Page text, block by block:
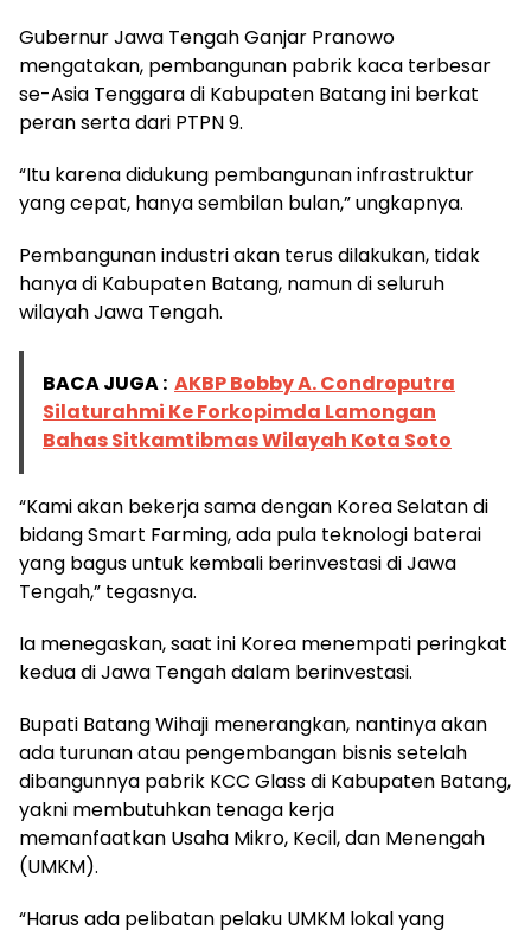
Gubernur Jawa Tengah Ganjar Pranowo
mengatakan, pembangunan pabrik kaca terbesar
se-Asia Tenggara di Kabupaten Batang ini berkat
peran serta dari PTPN 9.
“Itu karena didukung pembangunan infrastruktur
yang cepat, hanya sembilan bulan,” ungkapnya.
Pembangunan industri akan terus dilakukan, tidak
hanya di Kabupaten Batang, namun di seluruh
wilayah Jawa Tengah.
BACA JUGA : AKBP Bobby A. Condroputra
Silaturahmi Ke Forkopimda Lamongan
Bahas Sitkamtibmas Wilayah Kota Soto
“Kami akan bekerja sama dengan Korea Selatan di
bidang Smart Farming, ada pula teknologi baterai
yang bagus untuk kembali berinvestasi di Jawa
Tengah,” tegasnya.
Ia menegaskan, saat ini Korea menempati peringkat
kedua di Jawa Tengah dalam berinvestasi.
Bupati Batang Wihaji menerangkan, nantinya akan
ada turunan atau pengembangan bisnis setelah
dibangunnya pabrik KCC Glass di Kabupaten Batang,
yakni membutuhkan tenaga kerja
memanfaatkan Usaha Mikro, Kecil, dan Menengah
(UMKM).
“Harus ada pelibatan pelaku UMKM lokal yang